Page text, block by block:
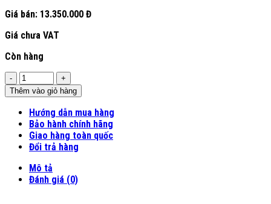
Giá bán: 13.350.000 Đ
Giá chưa VAT
Còn hàng
Số
lượng
Thêm vào giỏ hàng
Hướng dẫn mua hàng
Bảo hành chính hãng
Giao hàng toàn quốc
Đổi trả hàng
Mô tả
Đánh giá (0)